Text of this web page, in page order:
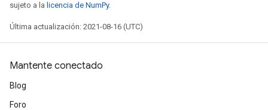
sujeto a la licencia de NumPy.
Última actualización: 2021-08-16 (UTC)
Mantente conectado
Blog
Foro